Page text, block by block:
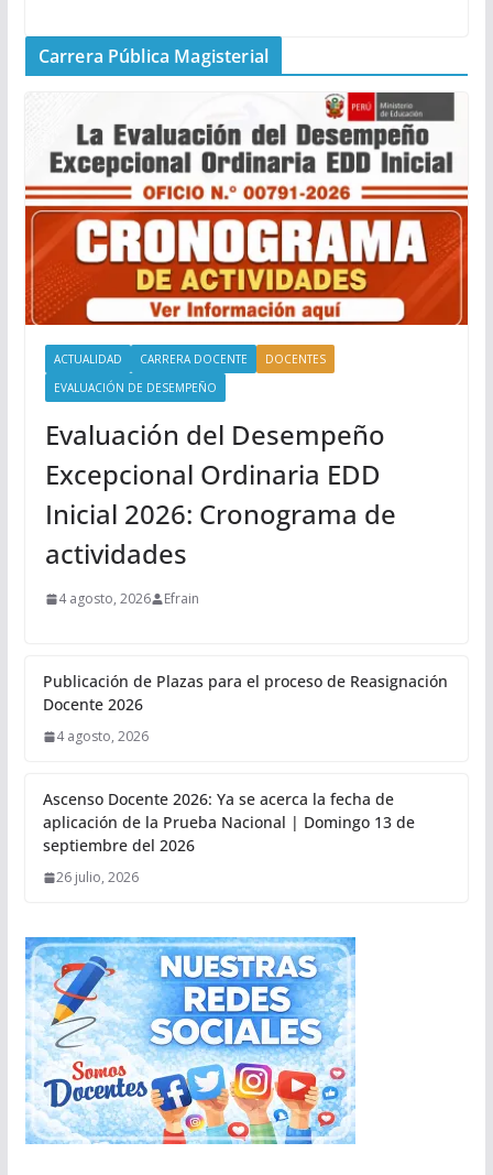
Carrera Pública Magisterial
ACTUALIDAD CARRERA DOCENTE
DOCENTES
EVALUACIÓN DE DESEMPEÑO
Evaluación del Desempeño
Excepcional Ordinaria EDD
Inicial 2026: Cronograma de
actividades
4 agosto, 2026 Efrain
Publicación de Plazas para el proceso de Reasignación
Docente 2026
4 agosto, 2026
Ascenso Docente 2026: Ya se acerca la fecha de
aplicación de la Prueba Nacional | Domingo 13 de
septiembre del 2026
26 julio, 2026